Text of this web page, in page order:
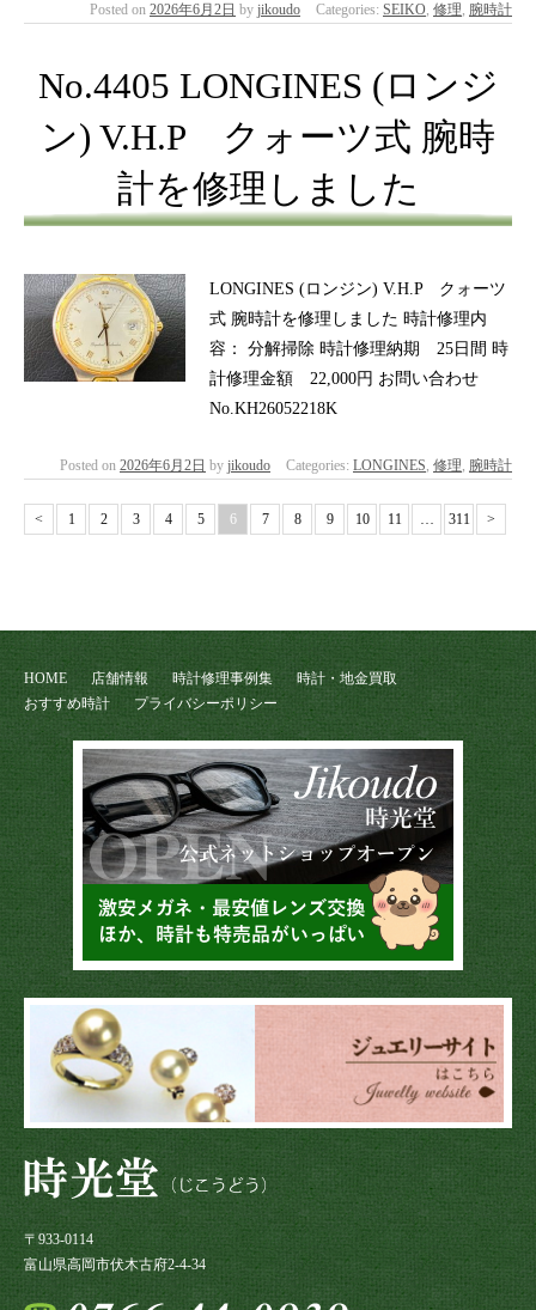
Posted on 2026年6月2日 by jikoudo Categories: SEIKO, 修理, 腕時計
No.4405 LONGINES (ロンジ
ン) V.H.P クォーツ式 腕時
計を修理しました
LONGINES (ロンジン) V.H.P クォーツ
式 腕時計を修理しました 時計修理内
容： 分解掃除 時計修理納期 25日間 時
計修理金額 22,000円 お問い合わせ
No.KH26052218K
Posted on 2026年6月2日 by jikoudo Categories: LONGINES, 修理, 腕時計
< 1 2 3 4 5 6 7 8 9 10 11 … 311 >
HOME 店舗情報 時計修理事例集
時計・地金買取
おすすめ時計
プライバシーポリシー
〒933-0114
富山県高岡市伏木古府2-4-34